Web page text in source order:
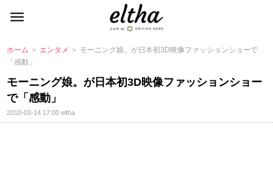
ホーム ＞ エンタメ ＞ モーニング娘。が日本初3D映像ファッションショーで
「感動」
モーニング娘。が日本初3D映像ファッションショー
で「感動」
2010-03-14 17:00eltha